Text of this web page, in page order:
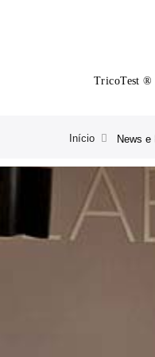
TricoTest ®
Início News e